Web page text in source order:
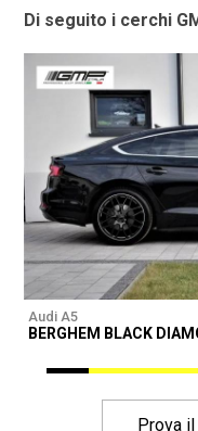
Di seguito i cerchi
Audi A5
BERGHEM BLACK
Prova